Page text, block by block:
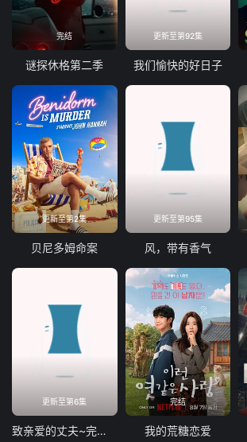
完结
谜探休格第二季
更新至第92集
我们愉快的好日子
更新至第2集
贝尼多姆命案
更新至第95集
风，带有香气
更新至第6集
致亲爱的丈夫~完美妻子的谎言~
完结
我的荒糖恋爱